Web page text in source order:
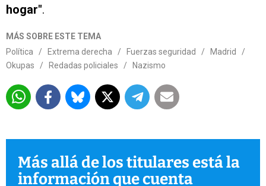
hogar".
MÁS SOBRE ESTE TEMA
Política
/ Extrema derecha / Fuerzas seguridad / Madrid
/
Okupas
/ Redadas policiales / Nazismo
Más allá de los titulares está la
información que cuenta